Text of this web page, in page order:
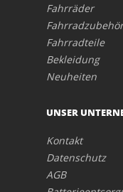
Fahrräder
Fahrradzubehör
Fahrradteile
Bekleidung
Neuheiten
UNSER
Kontakt
Datenschutz
AGB